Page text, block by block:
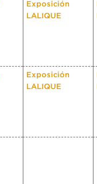
Exposición
LALIQUE
Exposición
LALIQUE